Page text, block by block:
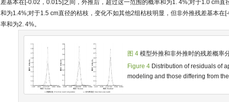
差基本在[-0.02，0.015]之间，外推后，超过这一范围的概率和为1. 4%;对于1.0 cm
和为1.4%;对于1.5 cm直径的枯枝，变化不如其他2组枯枝明显，但非外推残差基本
率和为2. 4%。
图 4模型外推和非外推时的残差概率
Figure 4Distribution of residuals of
modeling and those differing from